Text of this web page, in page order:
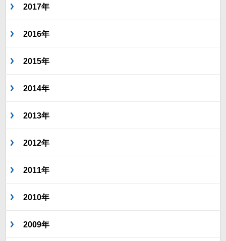
2017年
2016年
2015年
2014年
2013年
2012年
2011年
2010年
2009年